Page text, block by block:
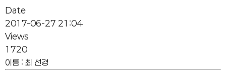
Date
2017-06-27 21:04
Views
1720
이름 : 최 선경